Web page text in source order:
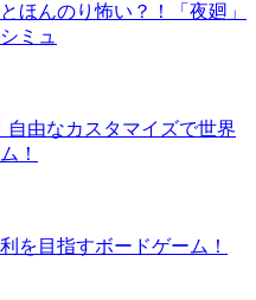
ほんのり怖い？！「夜廻」
ミュ
自由なカスタマイズで世界
！
を目指すボードゲーム！